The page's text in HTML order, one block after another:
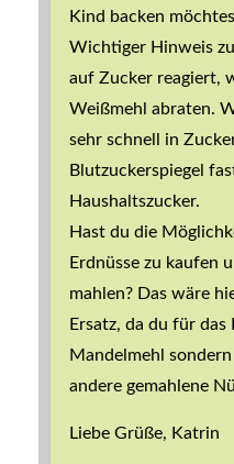
Kind backen
Wichtiger Hinweis
auf Zucker reagiert,
Weißmehl abraten.
sehr schnell in
Blutzuckerspiegel
Haushaltszucker.
Hast du die
Erdnüsse zu kaufen
mahlen? Das wäre
Ersatz, da du für
Mandelmehl
andere gemahlene
Liebe Grüße, Katrin